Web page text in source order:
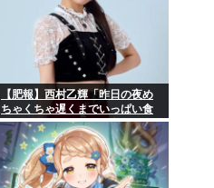
【肥報】西村乙輝「昨日の夜め
ちゃくちゃ遅くまでいっぱい食
べた。今日もいっぱい食べてや
る」